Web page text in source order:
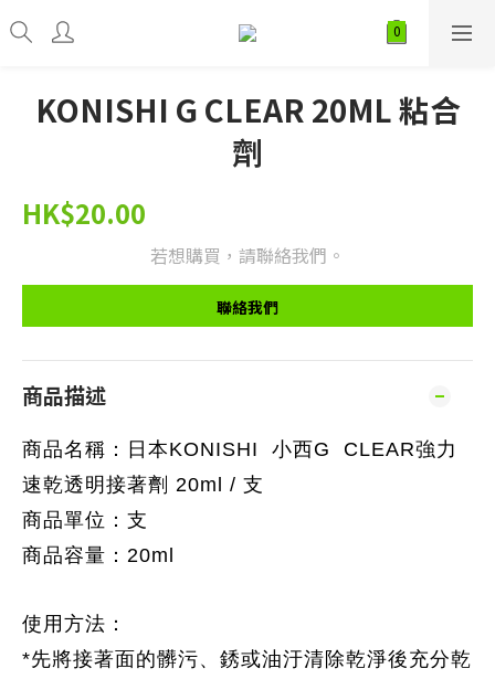
KONISHI G CLEAR 20ML 粘合
劑
HK$20.00
若想購買，請聯絡我們。
聯絡我們
商品描述
商品名稱：日本KONISHI 小西G CLEAR強力
速乾透明接著劑 20ml / 支
商品單位：支
商品容量：20ml
使用方法：
*先將接著面的髒污、銹或油汙清除乾淨後充分乾